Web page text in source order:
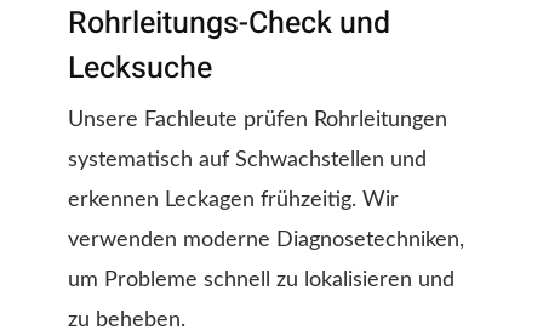
Rohrleitungs-Check und
Lecksuche
Unsere Fachleute prüfen Rohrleitungen
systematisch auf Schwachstellen und
erkennen Leckagen frühzeitig. Wir
verwenden moderne Diagnosetechniken,
um Probleme schnell zu lokalisieren und
zu beheben.